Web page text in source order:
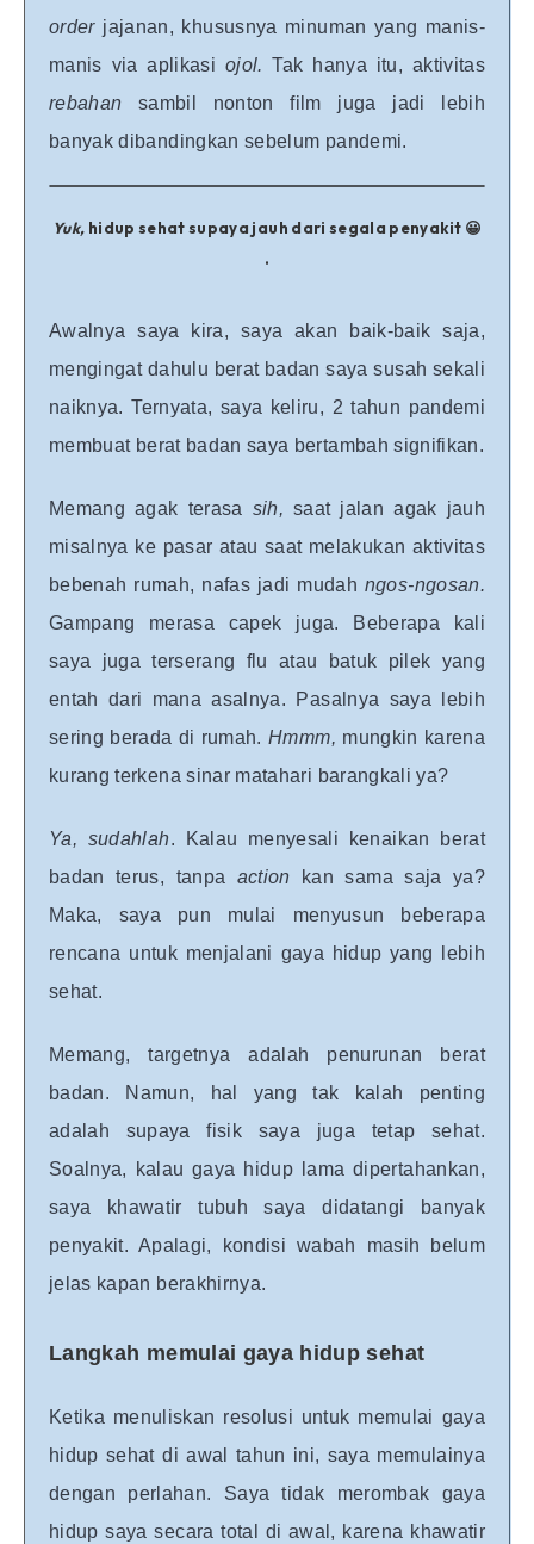
order jajanan, khususnya minuman yang manis-
manis via aplikasi ojol.Tak hanya itu, aktivitas
rebahansambil nonton film juga jadi lebih
banyak dibandingkan sebelum pandemi.
Yuk, hidup sehat supaya jauh dari segala penyakit 😀
.
Awalnya saya kira, saya akan baik-baik saja,
mengingat dahulu berat badan saya susah sekali
naiknya. Ternyata, saya keliru, 2 tahun pandemi
membuat berat badan saya bertambah signifikan.
Memang agak terasa sih,saat jalan agak jauh
misalnya ke pasar atau saat melakukan aktivitas
bebenah rumah, nafas jadi mudah ngos-ngosan.
Gampang merasa capek juga. Beberapa kali
saya juga terserang flu atau batuk pilek yang
entah dari mana asalnya. Pasalnya saya lebih
sering berada di rumah.Hmmm, mungkin karena
kurang terkena sinar matahari barangkali ya?
Ya, sudahlah. Kalau menyesali kenaikan berat
badan terus, tanpa action
kan sama saja ya?
Maka, saya pun mulai menyusun beberapa
rencana untuk menjalani gaya hidup yang lebih
sehat.
Memang, targetnya adalah penurunan berat
badan. Namun, hal yang tak kalah penting
adalah supaya fisik saya juga tetap sehat.
Soalnya, kalau gaya hidup lama dipertahankan,
saya khawatir tubuh saya didatangi banyak
penyakit. Apalagi, kondisi wabah masih belum
jelas kapan berakhirnya.
Langkah memulai gaya hidup sehat
Ketika menuliskan resolusi untuk memulai gaya
hidup sehat di awal tahun ini, saya memulainya
dengan perlahan. Saya tidak merombak gaya
hidup saya secara total di awal, karena khawatir